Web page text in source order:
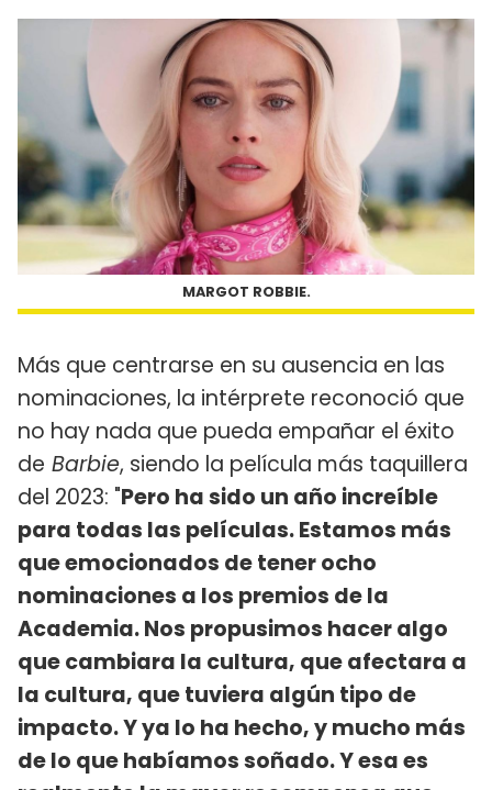
MARGOT ROBBIE.
Más que centrarse en su ausencia en las
nominaciones, la intérprete reconoció que
no hay nada que pueda empañar el éxito
de Barbie, siendo la película más taquillera
del 2023: "Pero ha sido un año increíble
para todas las películas. Estamos más
que emocionados de tener ocho
nominaciones a los premios de la
Academia. Nos propusimos hacer algo
que cambiara la cultura, que afectara a
la cultura, que tuviera algún tipo de
impacto. Y ya lo ha hecho, y mucho más
de lo que habíamos soñado. Y esa es